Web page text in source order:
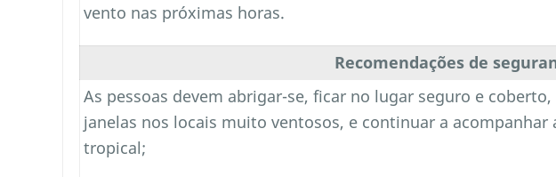
vento nas próximas horas.
Recomendações de
As pessoas devem abrigar-se, ficar no lugar seguro e
janelas nos locais muito ventosos, e continuar a
tropical;